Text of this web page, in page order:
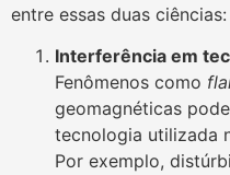
entre essas duas ciências:
Interferência em
Fenômenos como
geomagnéticas
tecnologia utilizada
Por exemplo,